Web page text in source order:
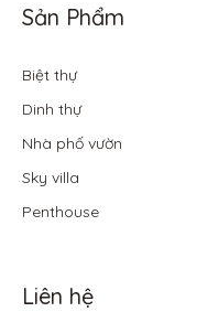
Sản Phẩm
Biệt thự
Dinh thự
Nhà phố vườn
Sky villa
Penthouse
Liên hệ